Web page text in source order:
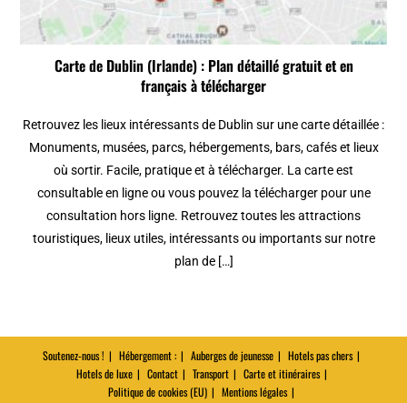
Carte de Dublin (Irlande) : Plan détaillé gratuit et en
français à télécharger
Retrouvez les lieux intéressants de Dublin sur une carte détaillée :
Monuments, musées, parcs, hébergements, bars, cafés et lieux
où sortir. Facile, pratique et à télécharger. La carte est
consultable en ligne ou vous pouvez la télécharger pour une
consultation hors ligne. Retrouvez toutes les attractions
touristiques, lieux utiles, intéressants ou importants sur notre
plan de […]
Soutenez-nous ! Hébergement : Auberges de jeunesse
Hotels pas chers
Hotels de luxe
Contact Transport
Carte et itinéraires
Politique de cookies (EU)
Mentions légales